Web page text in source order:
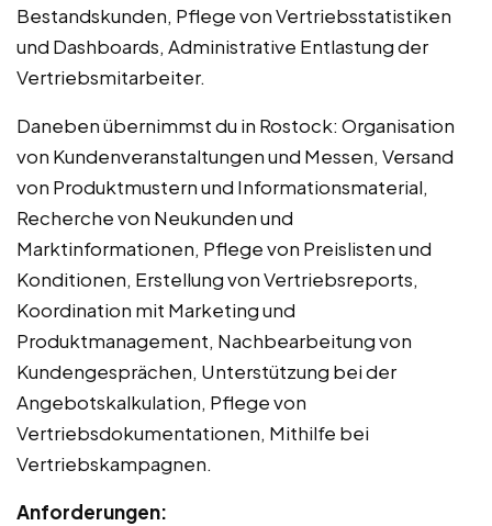
Bestandskunden, Pflege von Vertriebsstatistiken
und Dashboards, Administrative Entlastung der
Vertriebsmitarbeiter.
Daneben übernimmst du in Rostock: Organisation
von Kundenveranstaltungen und Messen, Versand
von Produktmustern und Informationsmaterial,
Recherche von Neukunden und
Marktinformationen, Pflege von Preislisten und
Konditionen, Erstellung von Vertriebsreports,
Koordination mit Marketing und
Produktmanagement, Nachbearbeitung von
Kundengesprächen, Unterstützung bei der
Angebotskalkulation, Pflege von
Vertriebsdokumentationen, Mithilfe bei
Vertriebskampagnen.
Anforderungen: